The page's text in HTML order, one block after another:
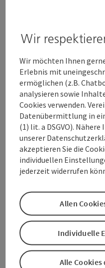
Wels-Land Runde Etappe
Sattledt - Bad
Sattledt – Voralpenkreuz
Ortszentrum
Stockham –
Fischlham (mit
Fischlham – Schloss
Ehrenfeldkapelle –
Neydharting
Untergrund: 35 %
befestigter Asphalt
Zur Website
Wir
Wir möchten Ihnen
Erlebnis mit
ermöglichen (z.B.
analysieren sowie
Cookies verwenden.
Datenübermittlung in
(1) lit. a DSGVO).
unserer
akzeptieren Sie die
individuellen
jederzeit widerrufen
Alle
Individuelle
Allen